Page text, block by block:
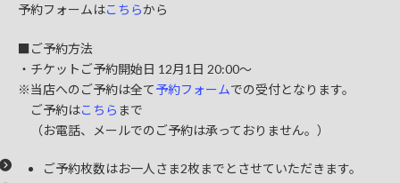
予約フォームはこちらから
■ご予約方法
・チケットご予約開始日 12月1日 20:00～
※当店へのご予約は全て予約フォームでの受付となります。
ご予約はこちら まで
（お電話、メールでのご予約は承っておりません。）
ご予約枚数はお一人さま2枚までとさせていただきます。